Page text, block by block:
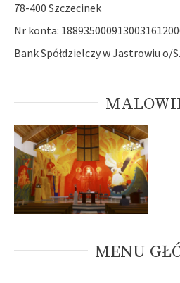
78-400 Szczecinek
Nr konta:
Bank Spółdzielczy w Jastrowiu o/
MENU